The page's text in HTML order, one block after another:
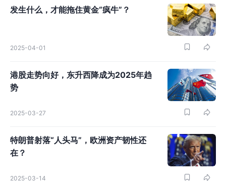
发生什么，才能拖住黄金“疯牛”？
2025-04-01
港股走势向好，东升西降成为2025年趋
势
2025-03-27
特朗普射落“人头马”，欧洲资产韧性还
在？
2025-03-14